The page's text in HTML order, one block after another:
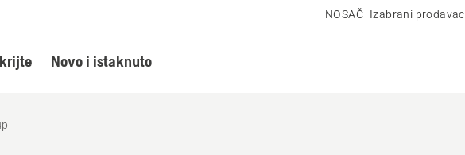
NOSAČ Izabrani prodavac
Novo i istaknuto